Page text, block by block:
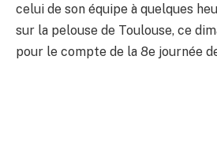
celui de son équipe à quelques
sur la pelouse de Toulouse, ce
pour le compte de la 8e journée